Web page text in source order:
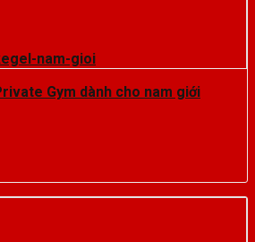
Gym dành cho nam giới